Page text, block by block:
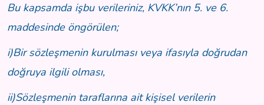
Bu kapsamda işbu verileriniz, KVKK’nın 5. ve 6.
maddesinde öngörülen;
i)Bir sözleşmenin kurulması veya ifasıyla doğrudan
doğruya ilgili olması,
ii)Sözleşmenin taraflarına ait kişisel verilerin